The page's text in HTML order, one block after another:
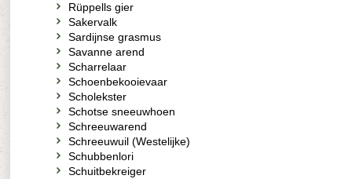
Rüppells gier
Sakervalk
Sardijnse grasmus
Savanne arend
Scharrelaar
Schoenbekooievaar
Scholekster
Schotse sneeuwhoen
Schreeuwarend
Schreeuwuil (Westelijke)
Schubbenlori
Schuitbekreiger